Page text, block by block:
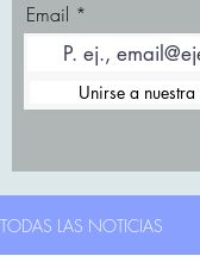
Email
Unirse a
TODAS LAS NOTICIAS